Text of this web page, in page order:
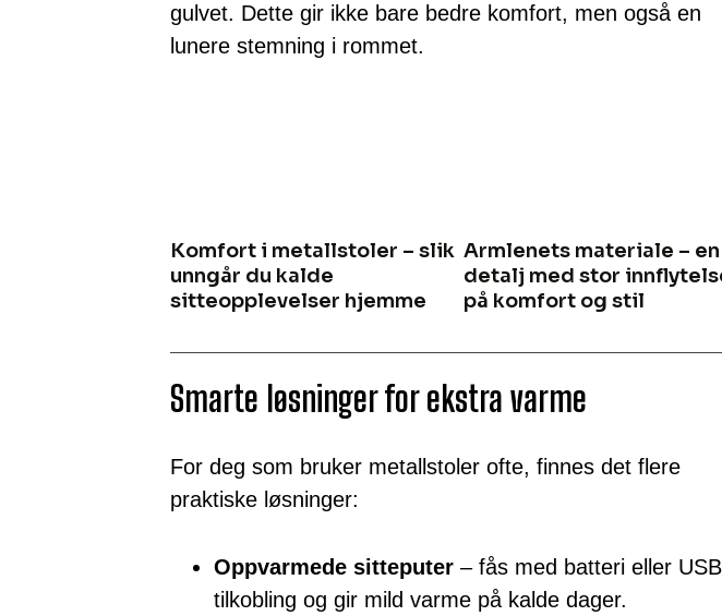
gulvet. Dette gir ikke bare bedre komfort, men også en
lunere stemning i rommet.
Komfort i metallstoler – slik
unngår du kalde
sitteopplevelser hjemme
Armlenets materiale – en
detalj med stor
på komfort og stil
Smarte løsninger for ekstra varme
For deg som bruker metallstoler ofte, finnes det flere
praktiske løsninger:
Oppvarmede sitteputer – fås med batteri eller
tilkobling og gir mild varme på kalde dager.